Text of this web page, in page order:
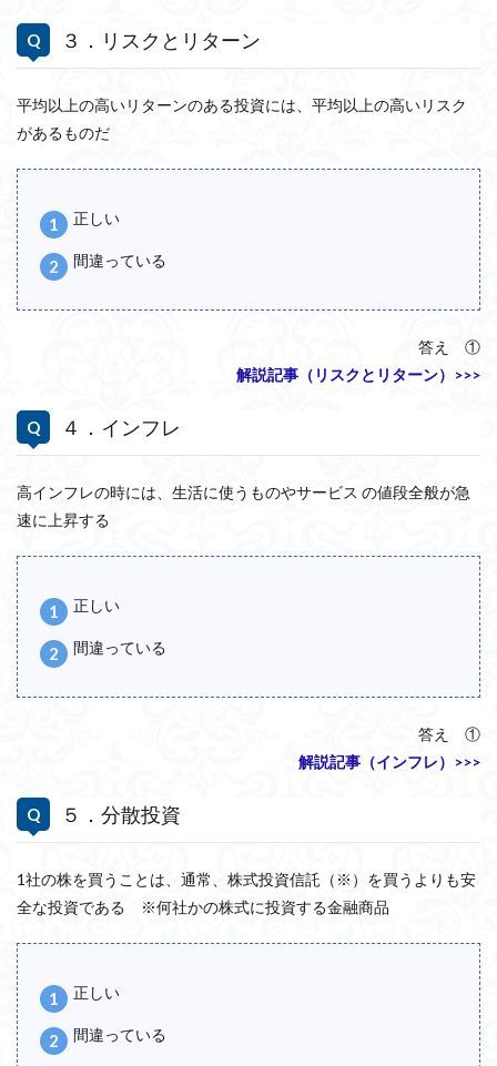
３．リスクとリターン
平均以上の高いリターンのある投資には、平均以上の高いリスク
があるものだ
正しい
間違っている
答え ①
解説記事（リスクとリターン）>>>
４．インフレ
高インフレの時には、生活に使うものやサービス の値段全般が急
速に上昇する
正しい
間違っている
答え ①
解説記事（インフレ）>>>
５．分散投資
1社の株を買うことは、通常、株式投資信託（※）を買うよりも安
全な投資である ※何社かの株式に投資する金融商品
正しい
間違っている